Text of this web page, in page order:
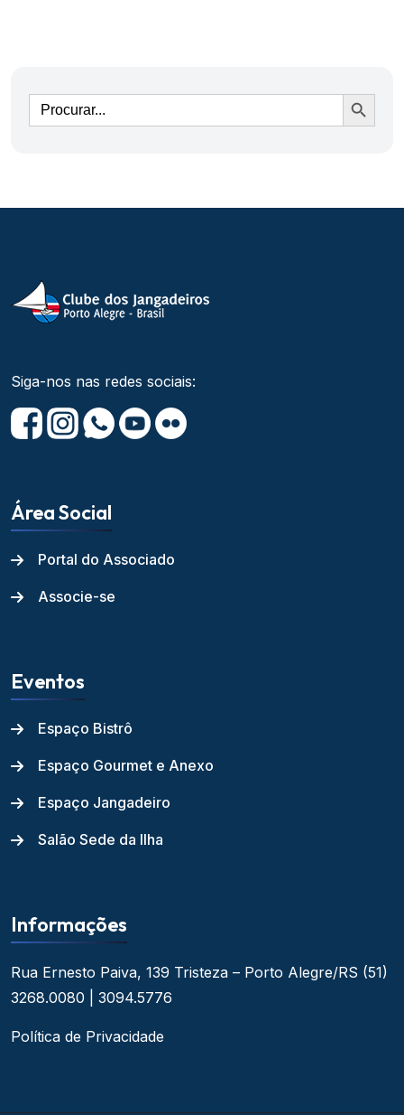
Ir
Siga-nos nas redes sociais:
Área Social
Portal do Associado
Associe-se
Eventos
Espaço Bistrô
Espaço Gourmet e Anexo
Espaço Jangadeiro
Salão Sede da Ilha
Informações
Rua Ernesto Paiva, 139 Tristeza – Porto Alegre/RS (51)
3268.0080 | 3094.5776
Política de Privacidade